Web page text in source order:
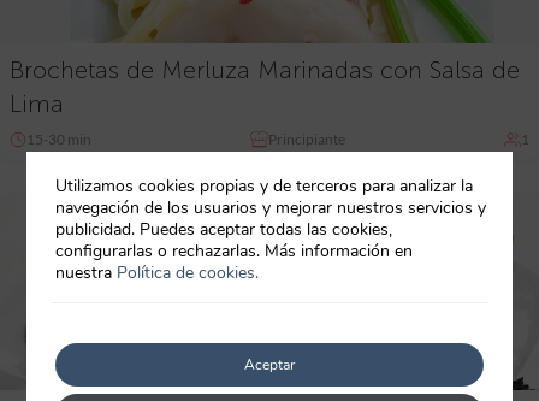
Brochetas de Merluza Marinadas con Salsa de
Lima
15-30 min Principiante 1
Utilizamos cookies propias y de terceros para analizar la
navegación de los usuarios y mejorar nuestros servicios y
publicidad. Puedes aceptar todas las cookies,
configurarlas o rechazarlas. Más información en
nuestra Política de cookies.
Aceptar